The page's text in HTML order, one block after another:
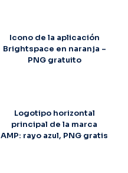
Icono de la aplicación
Brightspace en naranja –
PNG gratuito
Logotipo horizontal
principal de la marca
AMP: rayo azul, PNG gratis